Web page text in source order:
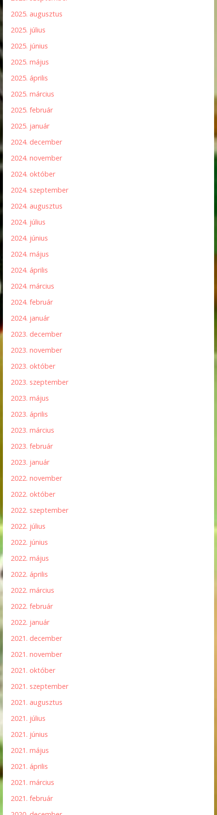
2025. augusztus
2025. július
2025. június
2025. május
2025. április
2025. március
2025. február
2025. január
2024. december
2024. november
2024. október
2024. szeptember
2024. augusztus
2024. július
2024. június
2024. május
2024. április
2024. március
2024. február
2024. január
2023. december
2023. november
2023. október
2023. szeptember
2023. május
2023. április
2023. március
2023. február
2023. január
2022. november
2022. október
2022. szeptember
2022. július
2022. június
2022. május
2022. április
2022. március
2022. február
2022. január
2021. december
2021. november
2021. október
2021. szeptember
2021. augusztus
2021. július
2021. június
2021. május
2021. április
2021. március
2021. február